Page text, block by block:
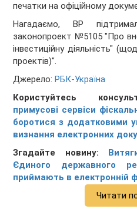
печатки на офіційному
Нагадаємо, ВР
законопроект №5105 "Про
інвестиційну діяльність"
проектів)".
Джерело:РБК-Україна
Користуйтесь
примусові сервіси
боротися з додатковими
визнання електронних
Згадайте новину:
Єдиного державного
приймають в електронній
Читати